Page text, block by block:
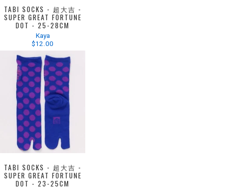
TABI SOCKS - 超大吉 -
SUPER GREAT FORTUNE
DOT - 25-28CM
Kaya
$12.00
TABI SOCKS - 超大吉 -
SUPER GREAT FORTUNE
DOT - 23-25CM